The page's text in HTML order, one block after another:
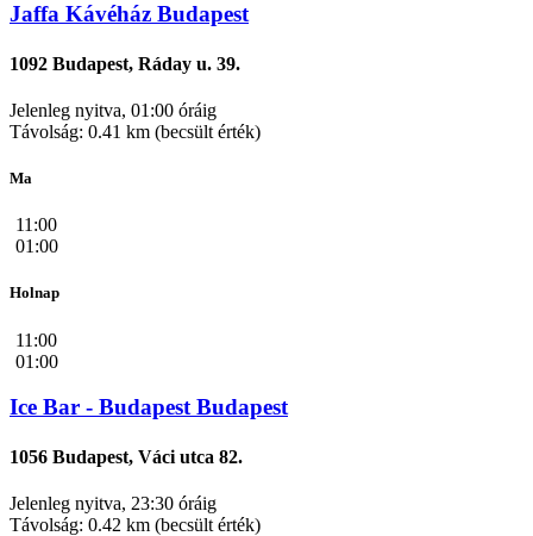
Jaffa Kávéház Budapest
1092 Budapest, Ráday u. 39.
Jelenleg nyitva, 01:00 óráig
Távolság: 0.41 km (becsült érték)
Ma
11:00
01:00
Holnap
11:00
01:00
Ice Bar - Budapest Budapest
1056 Budapest, Váci utca 82.
Jelenleg nyitva, 23:30 óráig
Távolság: 0.42 km (becsült érték)